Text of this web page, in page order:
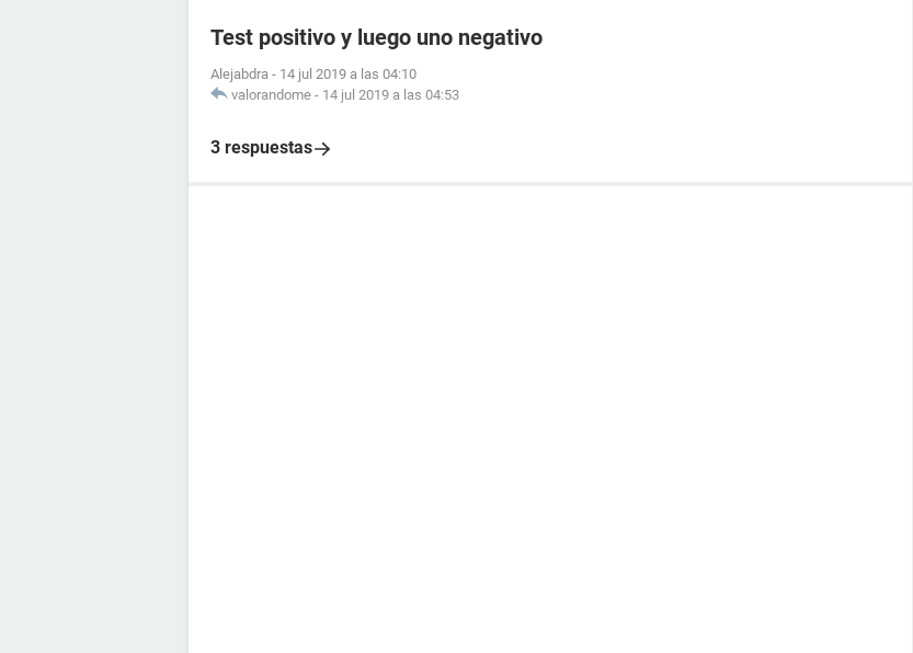
Test positivo y luego uno negativo
Alejabdra - 14 jul 2019 a las 04:10
valorandome - 14 jul 2019 a las 04:53
3 respuestas